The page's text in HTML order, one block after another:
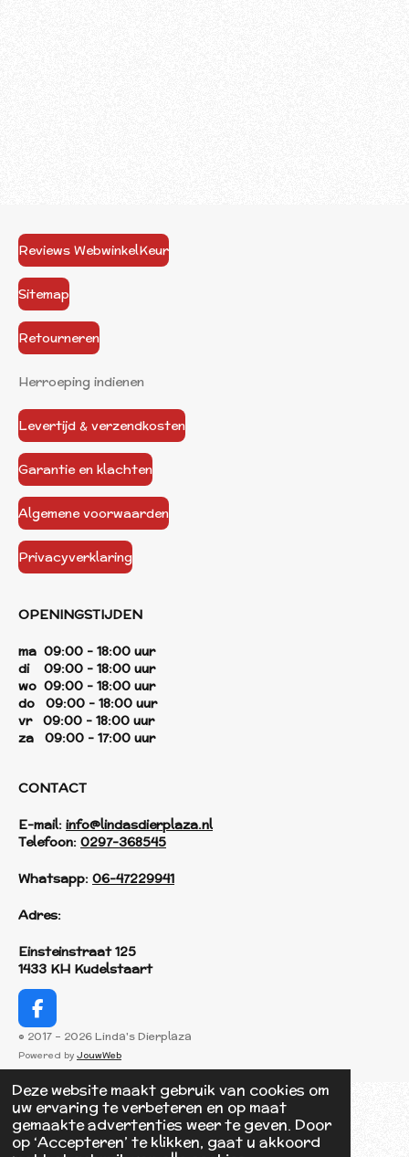
Deze website maakt gebruik van cookies om
uw ervaring te verbeteren en op maat
gemaakte advertenties weer te geven. Door
op ‘Accepteren’ te klikken, gaat u akkoord
Reviews WebwinkelKeur
Sitemap
Retourneren
Herroeping indienen
Levertijd & verzendkosten
Garantie en klachten
Algemene voorwaarden
Privacyverklaring
OPENINGSTIJDEN
ma 09:00 - 18:00 uur
di 09:00 - 18:00 uur
wo 09:00 - 18:00 uur
do 09:00 - 18:00 uur
vr 09:00 - 18:00 uur
za 09:00 - 17:00 uur
CONTACT
E-mail: info@lindasdierplaza.nl
Telefoon: 0297-368545
Whatsapp: 06-47229941
Adres:
Einsteinstraat 125
1433 KH Kudelstaart
F
a
c
e
b
o
o
k
© 2017 - 2026 Linda's Dierplaza
Powered by JouwWeb